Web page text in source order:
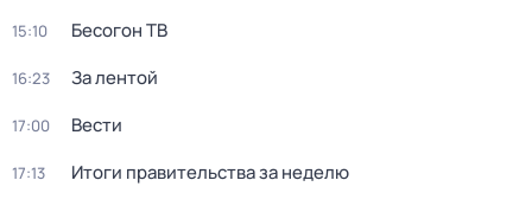
15:10 Бесогон ТВ
16:23 За лентой
17:00 Вести
17:13 Итоги правительства за неделю